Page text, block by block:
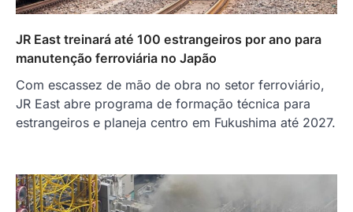
JR East treinará até 100 estrangeiros por ano para
manutenção ferroviária no Japão
Com escassez de mão de obra no setor ferroviário,
JR East abre programa de formação técnica para
estrangeiros e planeja centro em Fukushima até 2027.